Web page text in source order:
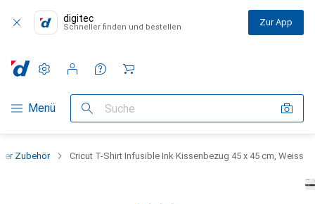
digitec
Schneller finden und bestellen Zur App
Navigation nach Kategorien
Menü Suche
Einstellungen
Kundenkonto
Vergleichslisten
Merklisten
Warenkorb
Zubehör Cricut T-Shirt Infusible Ink Kissenbezug 45 x 45 cm, Weiss